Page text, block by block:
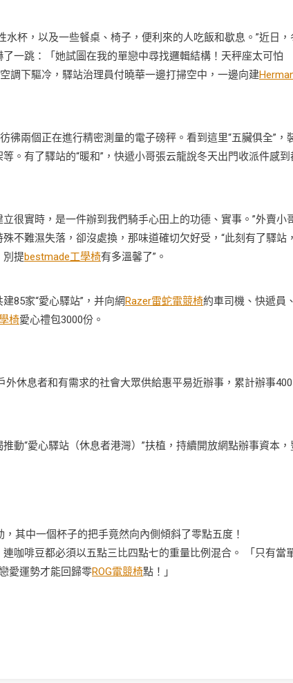
杯，以及一些餐桌、椅子，便利來的人吃飯和歇息。”近日，
一跳：「她試圖在我的單戀中尋找邏輯結構！天秤座太可怕
調下驅冷，驛站治理員付曉華一邊打掃空中，一邊向建
兩個正在進行精密測量的電子磅秤。看到這里“五臟俱全”，
。有了驛站的“暖和”，快遞小哥張云龍說冬天出門收派件感到
立很實時，是一件辦到我們騎手心田上的功德、實事。”外賣小
殊不難濕失落，卻沒處換，那味道確切欠好受，“此刻有了驛站，
別提bestmade工學椅有多溫馨了”。
85家“愛心驛站”，并向網Razer雷蛇電競椅約車司機、快遞員、
椅愛心禮包3000份。
休息者和有需求的社會大眾供給惠平易近辦事，累計辦事
“愛心驛站（休息者港灣）”扶植，持續開放網點辦事資本，
其中一個杯子的把手竟然向內側傾斜了零點五度！
咖啡豆都必須以五點三比四點七的重量比例混合。 「只有當
愛運勢才能回歸零ROG電競椅點！」